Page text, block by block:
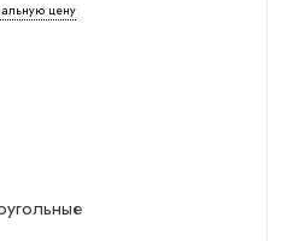
цену